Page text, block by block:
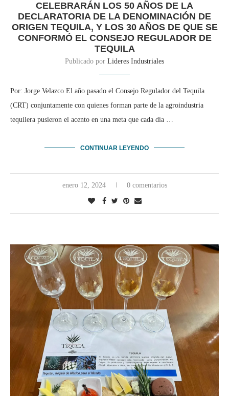
CELEBRARÁN LOS 50 AÑOS DE LA
DECLARATORIA DE LA DENOMINACIÓN DE
ORIGEN TEQUILA, Y LOS 30 AÑOS DE QUE SE
CONFORMÓ EL CONSEJO REGULADOR DE
TEQUILA
Publicado por Lideres Industriales
Por: Jorge Velazco El año pasado el Consejo Regulador del Tequila
(CRT) conjuntamente con quienes forman parte de la agroindustria
tequilera pusieron el acento en una meta que cada día …
CONTINUAR LEYENDO
enero 12, 2024 0 comentarios